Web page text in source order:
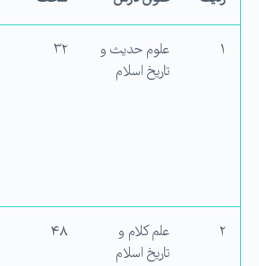
۱
علوم حدیث و
تاریخ اسلام
۳۲
۲
علم كلام و
تاریخ اسلام
۴۸